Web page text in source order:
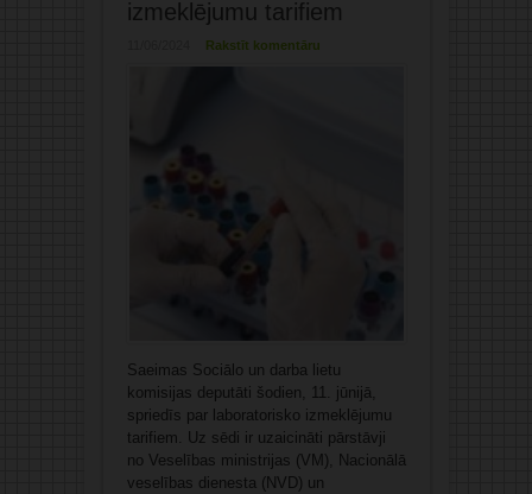
izmeklējumu tarifiem
Rakstīt komentāru
Saeimas Sociālo un darba lietu
komisijas deputāti šodien, 11. jūnijā,
spriedīs par laboratorisko izmeklējumu
tarifiem. Uz sēdi ir uzaicināti pārstāvji
no Veselības ministrijas (VM), Nacionālā
veselības dienesta (NVD) un